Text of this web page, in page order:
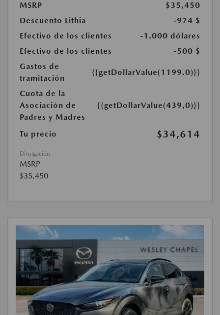
MSRP
$35,450
Descuento Lithia
-974 $
Efectivo de los clientes
-1.000 dólares
Efectivo de los clientes
-500 $
Gastos de
tramitación
{{getDollarValue(1199.0)}}
Cuota de la
Asociación de
Padres y Madres
{{getDollarValue(439,0)}}
Tu precio $34,614
Divulgación
MSRP
$35,450